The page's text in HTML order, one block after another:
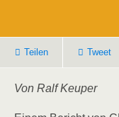
Tei­len Tweet
Von Ralf Keuper